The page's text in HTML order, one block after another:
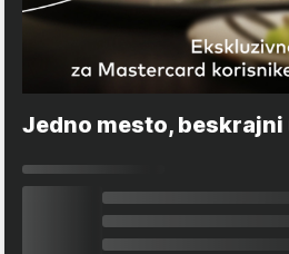
Jedno mesto, beskrajni